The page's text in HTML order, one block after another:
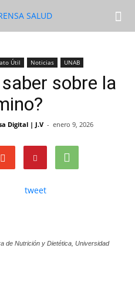
Útil Noticias UNAB
sobre la
Digital | J.V - enero 9, 2026
tweet
de Nutrición y Dietética, Universidad